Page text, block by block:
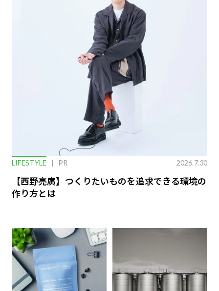
LIFESTYLE PR 2026.7.30
【西野亮廣】つくりたいものを追求できる環境の
作り方とは